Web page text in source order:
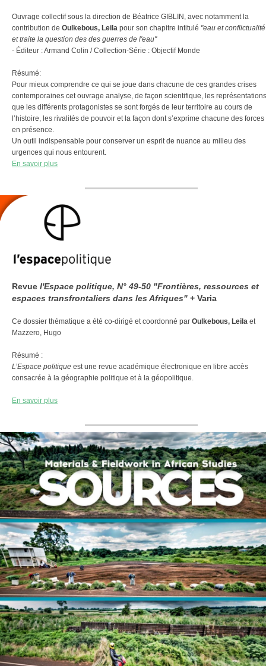
Ouvrage collectif sous la direction de Béatrice GIBLIN, avec notamment la
contribution de Oulkebous, Leila pour son chapitre intitulé "eau et conflictualité
et traite la question des des guerres de l'eau"
- Éditeur : Armand Colin / Collection-Série : Objectif Monde
Résumé:
Pour mieux comprendre ce qui se joue dans chacune de ces grandes crises
contemporaines cet ouvrage analyse, de façon scientifique, les représentations
que les différents protagonistes se sont forgés de leur territoire au cours de
l’histoire, les rivalités de pouvoir et la façon dont s’exprime chacune des forces
en présence.
Un outil indispensable pour conserver un esprit de nuance au milieu des
urgences qui nous entourent.
En savoir plus
Revue l'Espace politique, N° 49-50 "Frontières, ressources et
espaces transfrontaliers dans les Afriques" + Varia
Ce dossier thématique a été co-dirigé et coordonné par Oulkebous, Leila et
Mazzero, Hugo
Résumé :
L’Espace politique est une revue académique électronique en libre accès
consacrée à la géographie politique et à la géopolitique.
En savoir plus